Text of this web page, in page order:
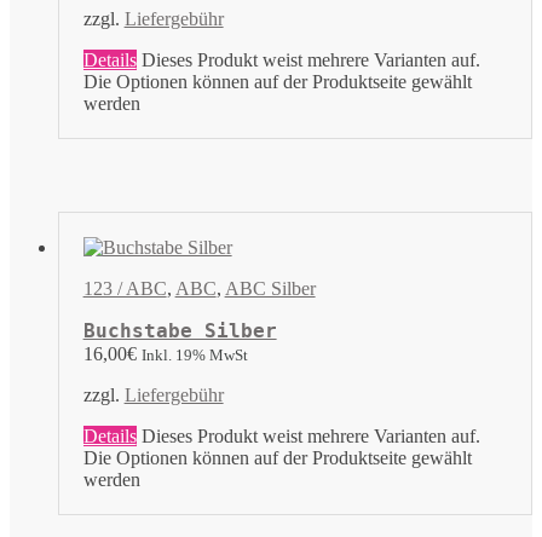
zzgl. Liefergebühr
Details Dieses Produkt weist mehrere Varianten auf.
Die Optionen können auf der Produktseite gewählt
werden
123 / ABC, ABC, ABC Silber
Buchstabe Silber
16,00€ Inkl. 19% MwSt
zzgl. Liefergebühr
Details Dieses Produkt weist mehrere Varianten auf.
Die Optionen können auf der Produktseite gewählt
werden